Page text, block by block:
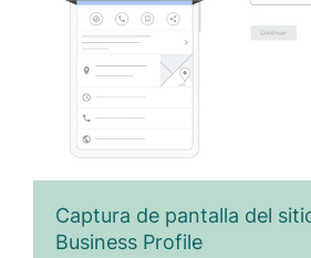
Captura de pantalla del
Business Profile